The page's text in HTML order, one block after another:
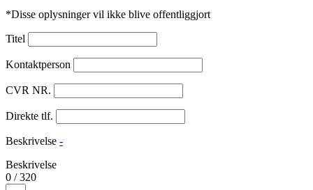
*Disse oplysninger vil ikke blive offentliggjort
Titel
Kontaktperson
CVR NR.
Direkte tlf.
Beskrivelse -
Beskrivelse
0 /320